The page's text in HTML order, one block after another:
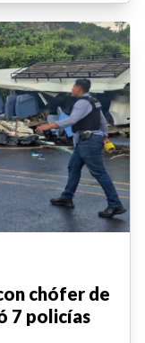
chófer de
7 policías